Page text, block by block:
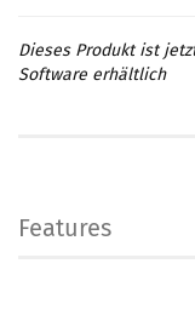
Dieses Produkt ist
Software erhältlich
Features